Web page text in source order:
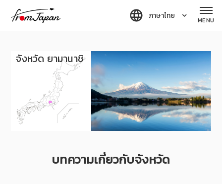
fromJapan ภาษาไทย MENU
จังหวัด ยามานาชิ
บทความเกี่ยวกับจังหวัด